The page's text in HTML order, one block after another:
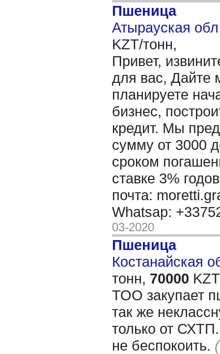
Пшеница
Атырауская
KZT/тонн,
Привет,
для вас, Дайте
планируете
бизнес,
кредит. Мы
сумму от 3000
сроком
ставке 3%
почта:
Whatsap:
03-2020
Пшеница
Костанайская
тонн, 70000
ТОО закупает
так же
только от
не беспокоить.